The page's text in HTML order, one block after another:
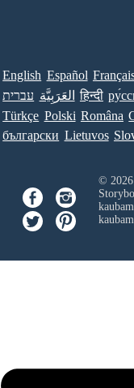
English Español
עברית العَرَبِيَّة हिन्दी
Türkçe Polski Româna
български Lietuvos
© 2026